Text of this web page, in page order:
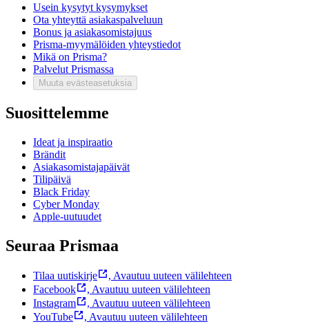
Usein kysytyt kysymykset
Ota yhteyttä asiakaspalveluun
Bonus ja asiakasomistajuus
Prisma-myymälöiden yhteystiedot
Mikä on Prisma?
Palvelut Prismassa
Muuta evästeasetuksia
Suosittelemme
Ideat ja inspiraatio
Brändit
Asiakasomistajapäivät
Tilipäivä
Black Friday
Cyber Monday
Apple-uutuudet
Seuraa Prismaa
Tilaa uutiskirje , Avautuu uuteen välilehteen
Facebook
, Avautuu uuteen välilehteen
Instagram
, Avautuu uuteen välilehteen
YouTube
, Avautuu uuteen välilehteen